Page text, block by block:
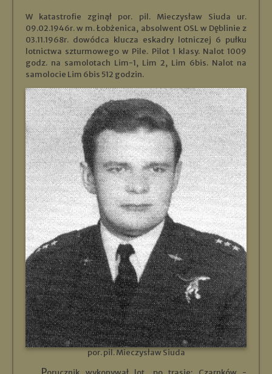
W katastrofie zginął por. pil. Mieczysław Siuda ur.
09.02.1946r. w m. Łobżenica, absolwent OSL w Dęblinie z
03.11.1968r. dowódca klucza eskadry lotniczej 6 pułku
lotnictwa szturmowego w Pile. Pilot 1 klasy. Nalot 1009
godz. na samolotach Lim-1, Lim 2, Lim 6bis. Nalot na
samolocie Lim 6bis 512 godzin.
por. pil. Mieczysław Siuda